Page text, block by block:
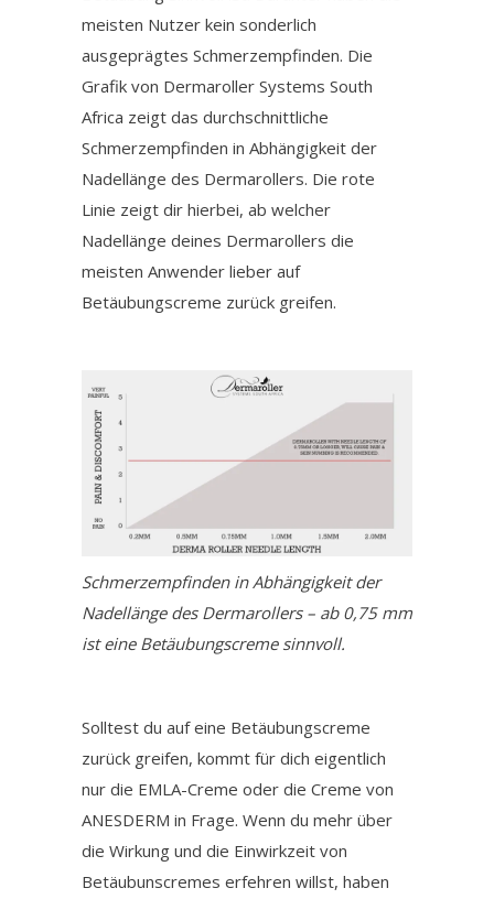
meisten Nutzer kein sonderlich
ausgeprägtes Schmerzempfinden. Die
Grafik von Dermaroller Systems South
Africa zeigt das durchschnittliche
Schmerzempfinden in Abhängigkeit der
Nadellänge des Dermarollers. Die rote
Linie zeigt dir hierbei, ab welcher
Nadellänge deines Dermarollers die
meisten Anwender lieber auf
Betäubungscreme zurück greifen.
Schmerzempfinden in Abhängigkeit der
Nadellänge des Dermarollers – ab 0,75 mm
ist eine Betäubungscreme sinnvoll.
Solltest du auf eine Betäubungscreme
zurück greifen, kommt für dich eigentlich
nur die EMLA-Creme oder die Creme von
ANESDERM in Frage. Wenn du mehr über
die Wirkung und die Einwirkzeit von
Betäubunscremes erfehren willst, haben